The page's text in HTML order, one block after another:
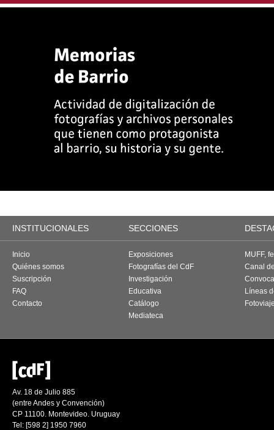
INSTITUCIONALES SECCIONES
Inicio
Quiénes somos
Suscripción
FAQ
Contacto
Exposiciones
Fotografías del CdF
Investigación
Educativa
Catálogo
Mediateca
MUFF,
Canal
Líneas
Av. 18 de Julio 885
(entre Andes y Convención)
CP 11100. Montevideo. Uruguay
Tel: [598 2] 1950 7960